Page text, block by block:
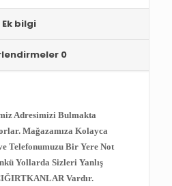
Ek bilgi
0
Adresimizi Bulmakta
Mağazamıza Kolayca
Telefonumuzu Bir Yere Not
Yollarda Sizleri Yanlış
Vardır.